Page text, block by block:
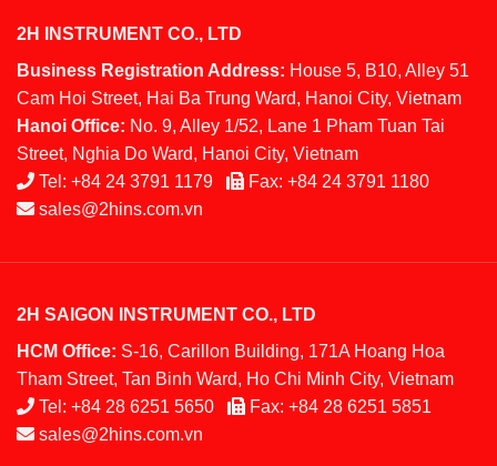
2H INSTRUMENT CO., LTD
Business Registration Address: House 5, B10, Alley 51
Cam Hoi Street, Hai Ba Trung Ward, Hanoi City, Vietnam
Hanoi Office: No. 9, Alley 1/52, Lane 1 Pham Tuan Tai
Street, Nghia Do Ward, Hanoi City, Vietnam
Tel: +84 24 3791 1179 Fax: +84 24 3791 1180
sales@2hins.com.vn
2H SAIGON INSTRUMENT CO., LTD
HCM Office: S-16, Carillon Building, 171A Hoang Hoa
Tham Street, Tan Binh Ward, Ho Chi Minh City, Vietnam
Tel: +84 28 6251 5650 Fax: +84 28 6251 5851
sales@2hins.com.vn